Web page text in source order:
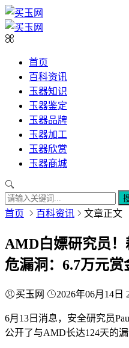
首页
百科资讯
玉器知识
玉器鉴定
玉器品牌
玉器加工
玉器欣赏
玉器商城
首页 百科资讯 文章正文
AMD白嫖研究员！
危漏洞：6.7万元赏
买玉网 2026年06月14日
6月13日消息，安全研究员
公开了与AMD长达124天的漏